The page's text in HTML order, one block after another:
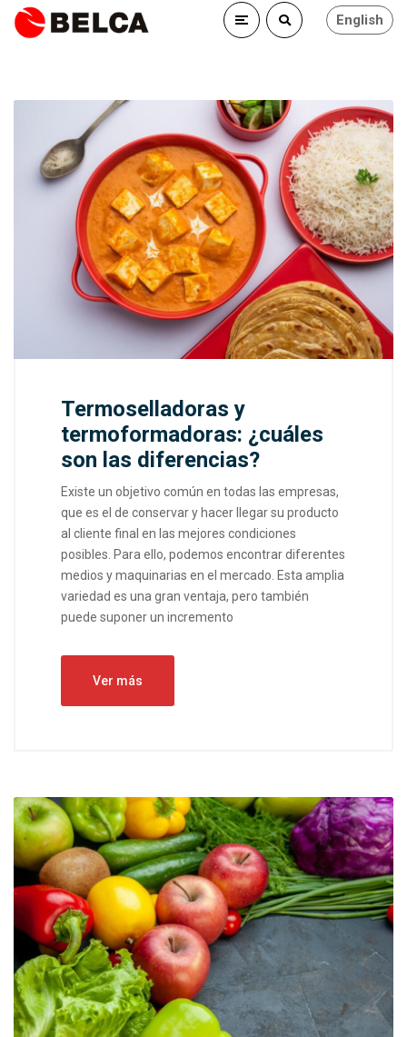
English
Termoselladoras y
termoformadoras: ¿cuáles
son las diferencias?
Existe un objetivo común en todas las empresas,
que es el de conservar y hacer llegar su producto
al cliente final en las mejores condiciones
posibles. Para ello, podemos encontrar diferentes
medios y maquinarias en el mercado. Esta amplia
variedad es una gran ventaja, pero también
puede suponer un incremento
Ver más